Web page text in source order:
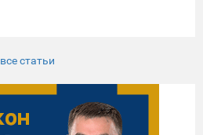
все статьи